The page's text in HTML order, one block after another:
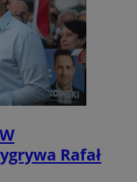
Rafał